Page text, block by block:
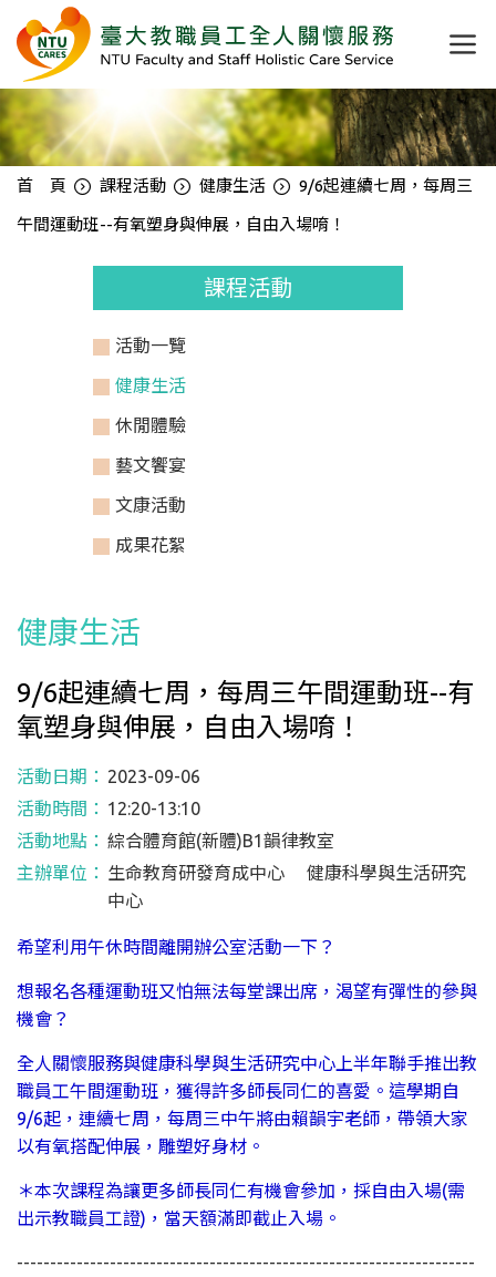
首 頁 課程活動 健康生活 9/6起連續七周，每周三
午間運動班--有氧塑身與伸展，自由入場唷！
課程活動
活動一覽
健康生活
休閒體驗
藝文饗宴
文康活動
成果花絮
健康生活
9/6起連續七周，每周三午間運動班--有
氧塑身與伸展，自由入場唷！
活動日期： 2023-09-06
活動時間： 12:20-13:10
活動地點： 綜合體育館(新體)B1韻律教室
主辦單位： 生命教育研發育成中心 健康科學與生活研究
中心
希望利用午休時間離開辦公室活動一下？
想報名各種運動班又怕無法每堂課出席，渴望有彈性的參與
機會？
全人關懷服務與健康科學與生活研究中心上半年聯手推出教
職員工午間運動班，獲得許多師長同仁的喜愛。這學期自
9/6起，連續七周，每周三中午將由賴韻宇老師，帶領大家
以有氧搭配伸展，雕塑好身材。
＊本次課程為讓更多師長同仁有機會參加，採自由入場(需
出示教職員工證)，當天額滿即截止入場。
---------------------------------------------------------------------